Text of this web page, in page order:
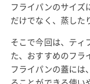
フライパンのサイズ
だけでなく、蒸した
そこで今回は、ティ
た、おすすめのフラ
フライパンの蓋には